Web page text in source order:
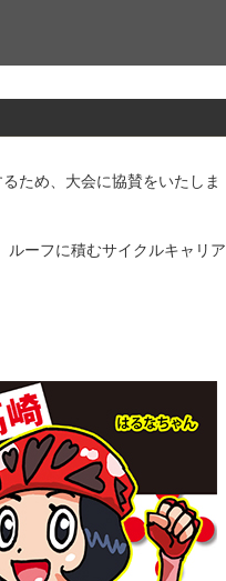
ため、大会に協賛をいたしま
ルーフに積むサイクルキャリア